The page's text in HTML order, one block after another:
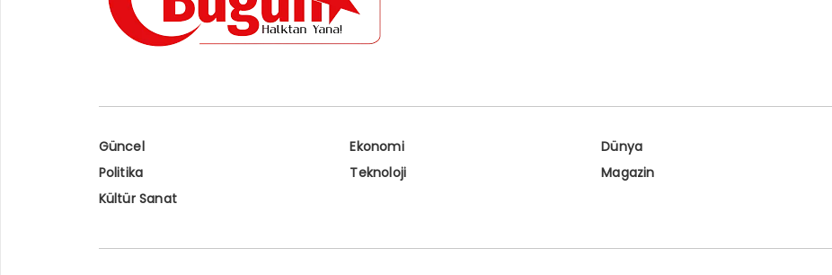
Güncel Ekonomi Dünya
Politika
Teknoloji Magazin
Kültür Sanat